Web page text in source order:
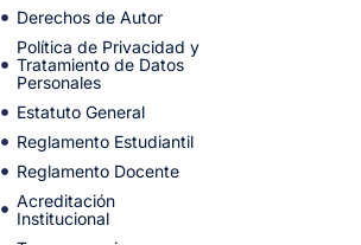
Derechos de Autor
Política de Privacidad y
Tratamiento de Datos
Personales
Estatuto General
Reglamento Estudiantil
Reglamento Docente
Acreditación
Institucional